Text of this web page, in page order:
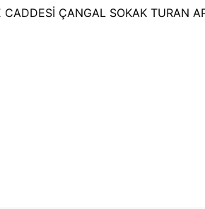
ÇANGAL SOKAK TURAN